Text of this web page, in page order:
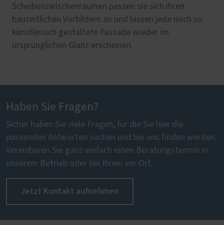
Scheibenzwischenräumen passen sie sich ihren
bauzeitlichen Vorbildern an und lassen jede noch so
künstlerisch gestaltete Fassade wieder im
ursprünglichen Glanz erscheinen.
Haben Sie Fragen?
Sicher haben Sie viele Fragen, für die Sie hier die
passenden Antworten suchen und bei uns finden werden.
Vereinbaren Sie ganz einfach einen Beratungstermin in
unserem Betrieb oder bei Ihnen vor Ort.
Jetzt Kontakt aufnehmen